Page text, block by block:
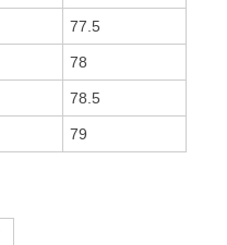
77.5
78
78.5
79